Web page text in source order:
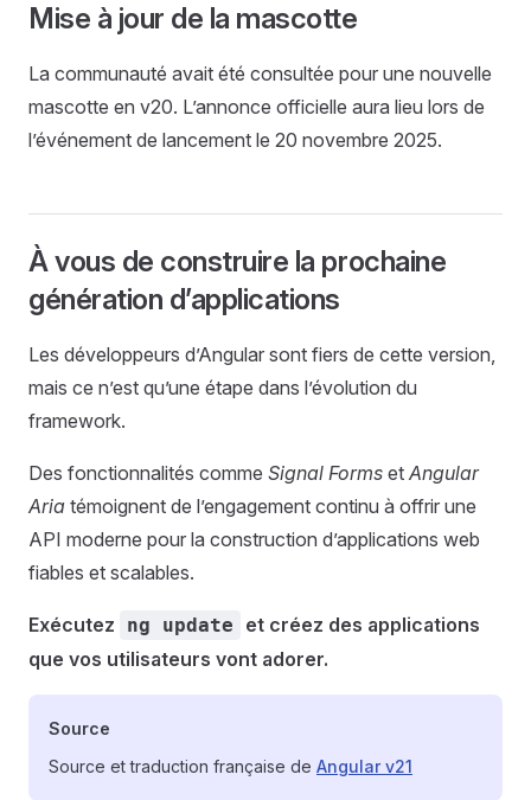
Mise à jour de la mascotte
La communauté avait été consultée pour une nouvelle
mascotte en v20. L’annonce officielle aura lieu lors de
l’événement de lancement le 20 novembre 2025.
À vous de construire la prochaine
génération d’applications
Les développeurs d’Angular sont fiers de cette version,
mais ce n’est qu’une étape dans l’évolution du
framework.
Des fonctionnalités comme Signal Forms et Angular
Aria témoignent de l’engagement continu à offrir une
API moderne pour la construction d’applications web
fiables et scalables.
Exécutez ng update
et créez des applications
que vos utilisateurs vont adorer.
Source
Source et traduction française de Angular v21